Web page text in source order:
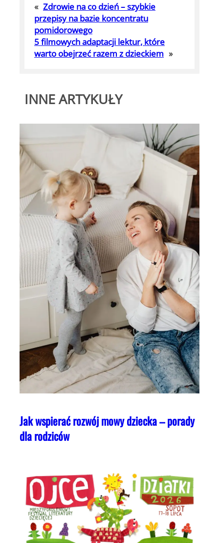
« Zdrowie na co dzień – szybkie
przepisy na bazie koncentratu
pomidorowego
5 filmowych adaptacji lektur, które
warto obejrzeć razem z dzieckiem »
INNE ARTYKUŁY
Jak wspierać rozwój mowy dziecka – porady
dla rodziców